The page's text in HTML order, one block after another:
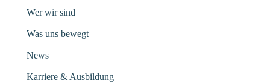
Wer wir sind
Was uns bewegt
News
Karriere & Ausbildung